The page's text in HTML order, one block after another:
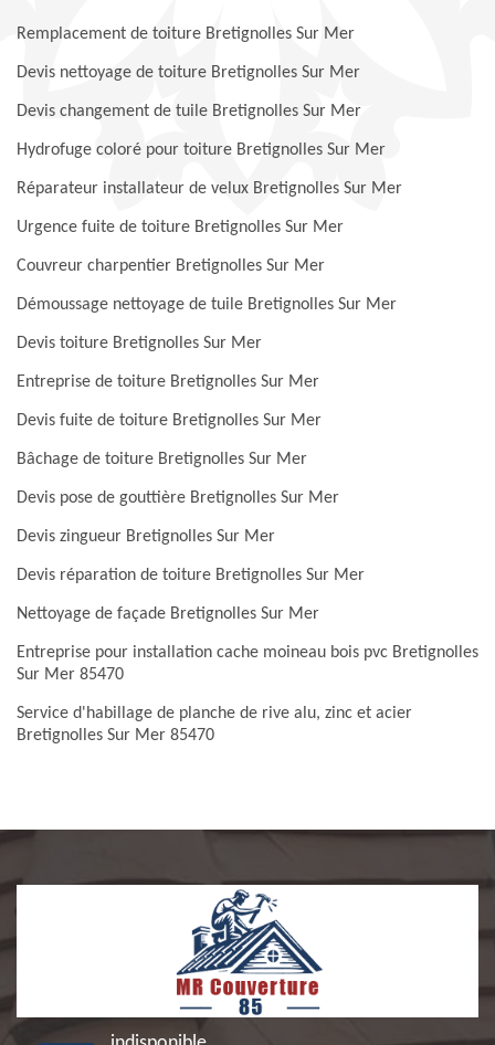
Remplacement de toiture Bretignolles Sur Mer
Devis nettoyage de toiture Bretignolles Sur Mer
Devis changement de tuile Bretignolles Sur Mer
Hydrofuge coloré pour toiture Bretignolles Sur Mer
Réparateur installateur de velux Bretignolles Sur Mer
Urgence fuite de toiture Bretignolles Sur Mer
Couvreur charpentier Bretignolles Sur Mer
Démoussage nettoyage de tuile Bretignolles Sur Mer
Devis toiture Bretignolles Sur Mer
Entreprise de toiture Bretignolles Sur Mer
Devis fuite de toiture Bretignolles Sur Mer
Bâchage de toiture Bretignolles Sur Mer
Devis pose de gouttière Bretignolles Sur Mer
Devis zingueur Bretignolles Sur Mer
Devis réparation de toiture Bretignolles Sur Mer
Nettoyage de façade Bretignolles Sur Mer
Entreprise pour installation cache moineau bois pvc Bretignolles
Sur Mer 85470
Service d'habillage de planche de rive alu, zinc et acier
Bretignolles Sur Mer 85470